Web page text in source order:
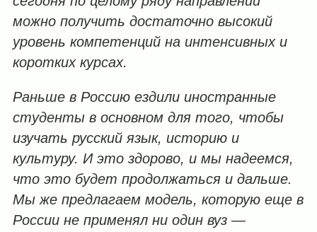
можно получить достаточно высокий
уровень компетенций на интенсивных и
коротких курсах.
Раньше в Россию ездили иностранные
студенты в основном для того, чтобы
изучать русский язык, историю и
культуру. И это здорово, и мы надеемся,
что это будет продолжаться и дальше.
Мы же предлагаем модель, которую еще в
России не применял ни один вуз —